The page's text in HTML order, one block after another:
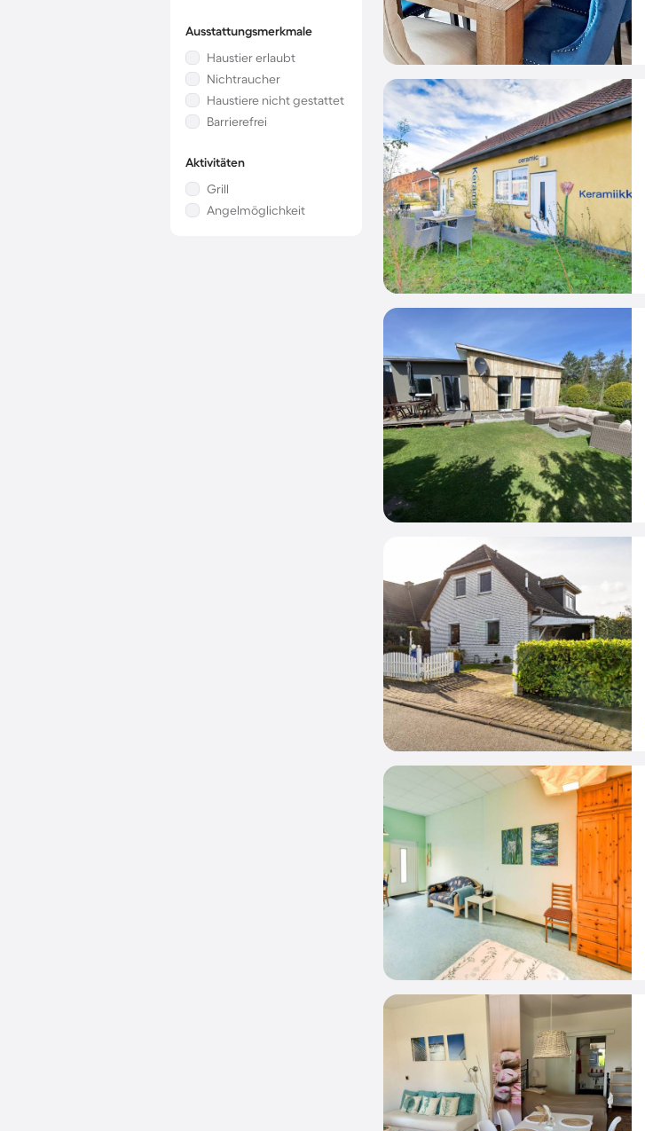
Ausstattungsmerkmale
Haustier erlaubt
Nichtraucher
Haustiere nicht gestattet
Barrierefrei
Aktivitäten
Grill
Angelmöglichkeit